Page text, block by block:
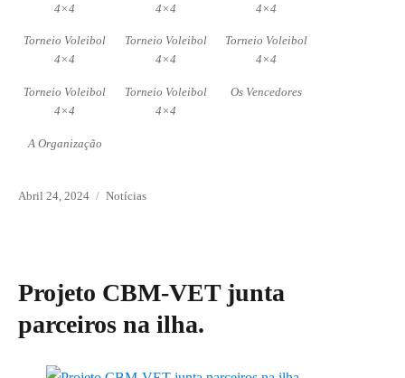
4×4
4×4
4×4
Torneio Voleibol
4×4
Torneio Voleibol
4×4
Torneio Voleibol
4×4
Torneio Voleibol
4×4
Torneio Voleibol
4×4
Os Vencedores
A Organização
Posted
Abril 24, 2024 Categories
Notícias
Projeto CBM-VET junta
parceiros na ilha.